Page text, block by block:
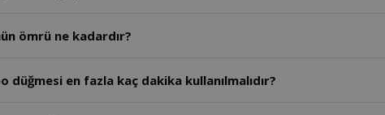
ömrü ne kadardır?
en fazla kaç dakika kullanılmalıdır?